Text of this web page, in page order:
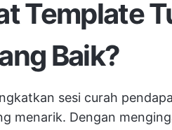
Template
Baik?
sesi curah
menarik. Dengan